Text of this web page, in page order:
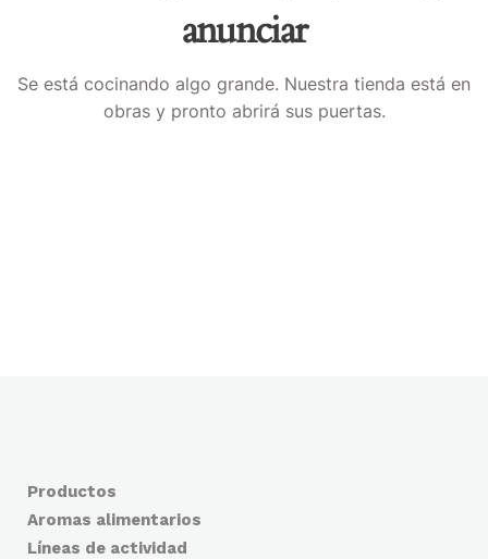
anunciar
Se está cocinando algo grande. Nuestra tienda está en
obras y pronto abrirá sus puertas.
Productos
Aromas alimentarios
Líneas de actividad